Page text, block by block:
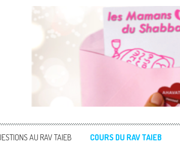
AU RAV TAIEB COURS DU RAV TAIEB